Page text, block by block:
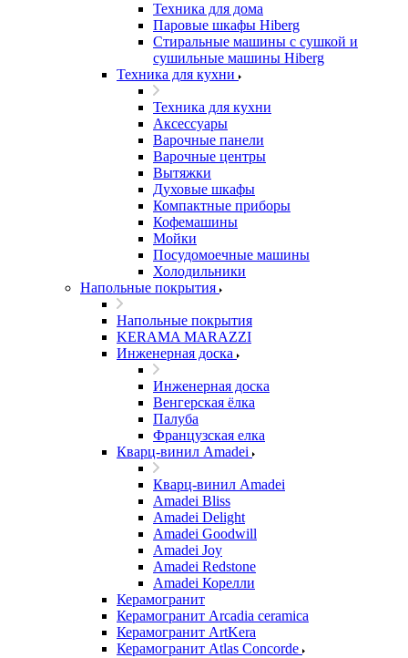
Техника для дома
Паровые шкафы Hiberg
Стиральные машины с сушкой и
сушильные машины Hiberg
Техника для кухни
Техника для кухни
Аксессуары
Варочные панели
Варочные центры
Вытяжки
Духовые шкафы
Компактные приборы
Кофемашины
Мойки
Посудомоечные машины
Холодильники
Напольные покрытия
Напольные покрытия
KERAMA MARAZZI
Инженерная доска
Инженерная доска
Венгерская ёлка
Палуба
Французская елка
Кварц-винил Amadei
Кварц-винил Amadei
Amadei Bliss
Amadei Delight
Amadei Goodwill
Amadei Joy
Amadei Redstone
Amadei Корелли
Керамогранит
Керамогранит Arcadia ceramica
Керамогранит ArtKera
Керамогранит Atlas Concorde